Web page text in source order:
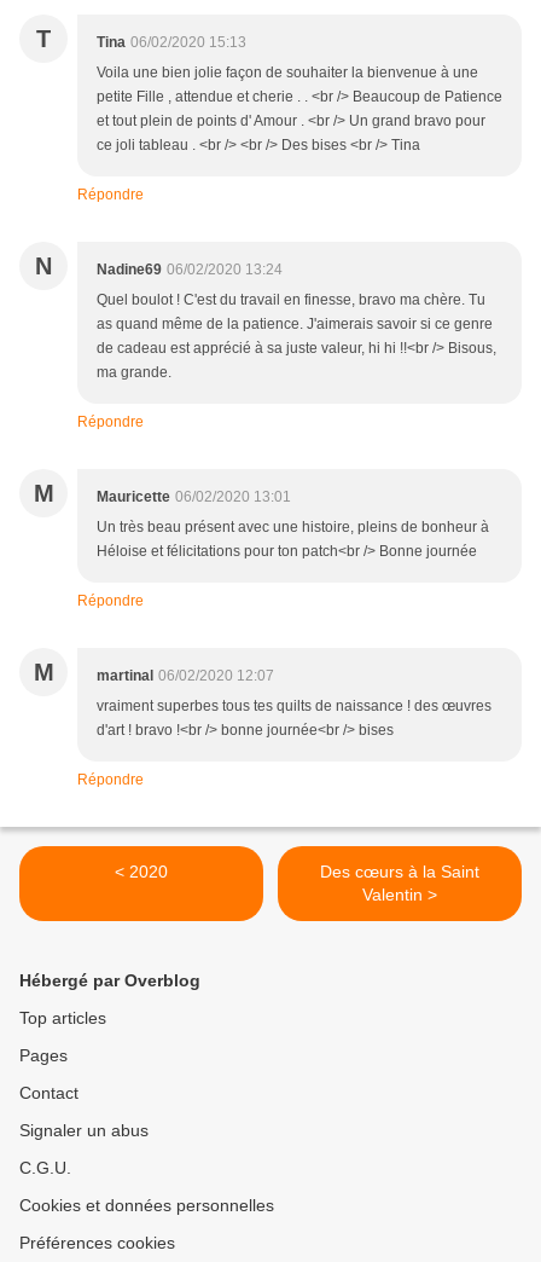
T Tina 06/02/2020 15:13
Voila une bien jolie façon de souhaiter la bienvenue à une
petite Fille , attendue et cherie . . <br /> Beaucoup de Patience
et tout plein de points d' Amour . <br /> Un grand bravo pour
ce joli tableau . <br /> <br /> Des bises <br /> Tina
Répondre
N Nadine69 06/02/2020 13:24
Quel boulot ! C'est du travail en finesse, bravo ma chère. Tu
as quand même de la patience. J'aimerais savoir si ce genre
de cadeau est apprécié à sa juste valeur, hi hi !!<br /> Bisous,
ma grande.
Répondre
M Mauricette 06/02/2020 13:01
Un très beau présent avec une histoire, pleins de bonheur à
Héloise et félicitations pour ton patch<br /> Bonne journée
Répondre
M martinal 06/02/2020 12:07
vraiment superbes tous tes quilts de naissance ! des œuvres
d'art ! bravo !<br /> bonne journée<br /> bises
Répondre
< 2020
Des cœurs à la Saint
Valentin >
Hébergé par Overblog
Top articles
Pages
Contact
Signaler un abus
C.G.U.
Cookies et données personnelles
Préférences cookies